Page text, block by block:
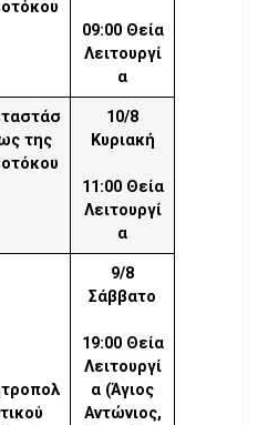
09:00 Θεία
Λειτουργί
α
της
10/8
Κυριακή
11:00 Θεία
Λειτουργί
α
9/8
Σάββατο
19:00 Θεία
Λειτουργί
α (Άγιος
Αντώνιος,